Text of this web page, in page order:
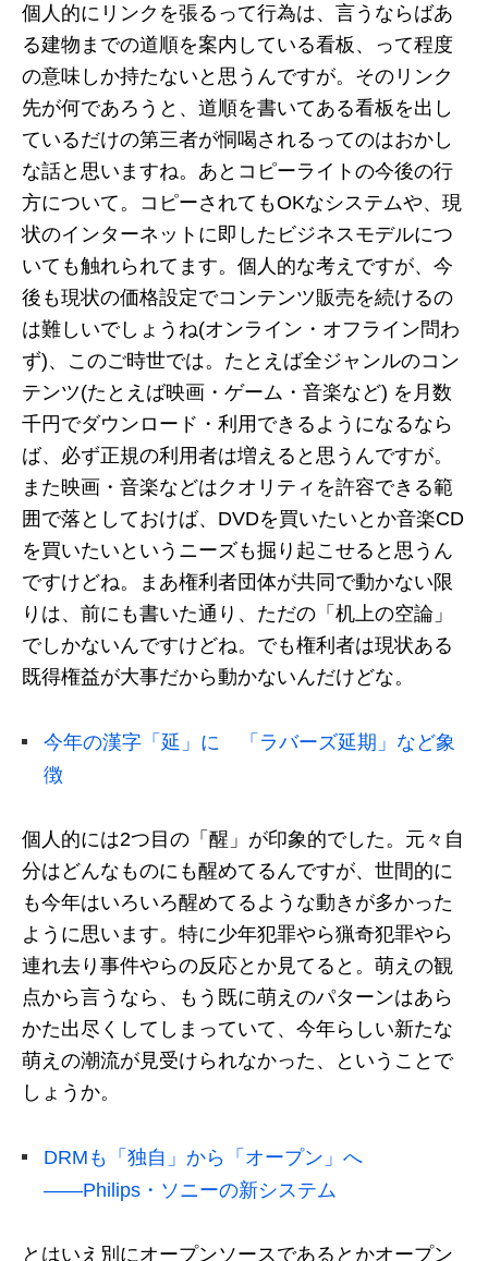
個人的にリンクを張るって行為は、言うならばあ
る建物までの道順を案内している看板、って程度
の意味しか持たないと思うんですが。そのリンク
先が何であろうと、道順を書いてある看板を出し
ているだけの第三者が恫喝されるってのはおかし
な話と思いますね。あとコピーライトの今後の行
方について。コピーされてもOKなシステムや、現
状のインターネットに即したビジネスモデルにつ
いても触れられてます。個人的な考えですが、今
後も現状の価格設定でコンテンツ販売を続けるの
は難しいでしょうね(オンライン・オフライン問わ
ず)、このご時世では。たとえば全ジャンルのコン
テンツ(たとえば映画・ゲーム・音楽など) を月数
千円でダウンロード・利用できるようになるなら
ば、必ず正規の利用者は増えると思うんですが。
また映画・音楽などはクオリティを許容できる範
囲で落としておけば、DVDを買いたいとか音楽CD
を買いたいというニーズも掘り起こせると思うん
ですけどね。まあ権利者団体が共同で動かない限
りは、前にも書いた通り、ただの「机上の空論」
でしかないんですけどね。でも権利者は現状ある
既得権益が大事だから動かないんだけどな。
今年の漢字「延」に 「ラバーズ延期」など象
徴
個人的には2つ目の「醒」が印象的でした。元々自
分はどんなものにも醒めてるんですが、世間的に
も今年はいろいろ醒めてるような動きが多かった
ように思います。特に少年犯罪やら猟奇犯罪やら
連れ去り事件やらの反応とか見てると。萌えの観
点から言うなら、もう既に萌えのパターンはあら
かた出尽くしてしまっていて、今年らしい新たな
萌えの潮流が見受けられなかった、ということで
しょうか。
DRMも「独自」から「オープン」へ
――Philips・ソニーの新システム
とはいえ別にオープンソースであるとかオープン